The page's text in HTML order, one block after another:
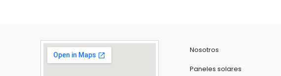
Nosotros
Paneles solares